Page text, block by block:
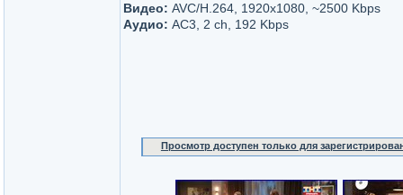
Видео: AVC/H.264, 1920x1080, ~2500 Kbps
Аудио: AC3, 2 ch, 192 Kbps
Просмотр доступен только для